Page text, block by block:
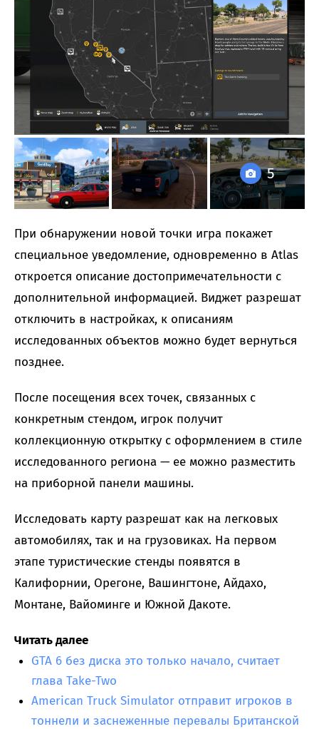
5
При обнаружении новой точки игра покажет
специальное уведомление, одновременно в Atlas
откроется описание достопримечательности с
дополнительной информацией. Виджет разрешат
отключить в настройках, к описаниям
исследованных объектов можно будет вернуться
позднее.
После посещения всех точек, связанных с
конкретным стендом, игрок получит
коллекционную открытку с оформлением в стиле
исследованного региона — ее можно разместить
на приборной панели машины.
Исследовать карту разрешат как на легковых
автомобилях, так и на грузовиках. На первом
этапе туристические стенды появятся в
Калифорнии, Орегоне, Вашингтоне, Айдахо,
Монтане, Вайоминге и Южной Дакоте.
Читать далее
GTA 6 без диска это только начало, считает
глава Take-Two
American Truck Simulator отправит игроков в
тоннели и заснеженные перевалы Британской